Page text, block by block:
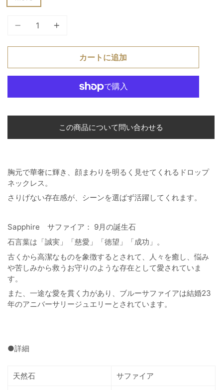
カートに追加
この商品について問い合わせる
胸元で華奢に輝き、顔まわりを明るく見せてくれるドロップ
ネックレス。
さりげない存在感が、シーンを選ばず活躍してくれます。
Sapphire サファイア： 9月の誕生石
石言葉は「誠実」「慈愛」「徳望」「成功」。
古くから高潔なものを象徴するとされて、人々を癒し、悩み
や苦しみから救うお守りのような存在として愛されていま
す。
また、一途な愛を貫く力があり、ブルーサファイアは結婚23
年のアニバーサリージュエリーとされています。
●詳細
天然石 サファイア